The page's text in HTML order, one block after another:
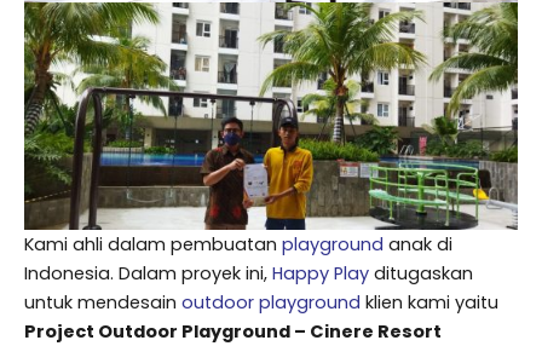
Kami ahli dalam pembuatan playground anak di
Indonesia. Dalam proyek ini, Happy Play ditugaskan
untuk mendesain outdoor playground klien kami yaitu
Project Outdoor Playground – Cinere Resort